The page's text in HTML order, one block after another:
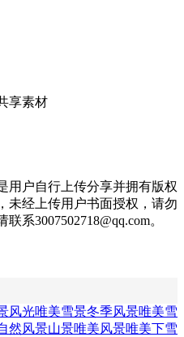
享素材
用户自行上传分享并拥有版权
未经上传用户书面授权，请勿
系3007502718@qq.com。
风光唯美雪景冬季风景唯美雪
然风景山景唯美风景唯美下雪